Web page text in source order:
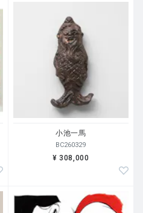
小池一馬
BC260329
¥ 308,000